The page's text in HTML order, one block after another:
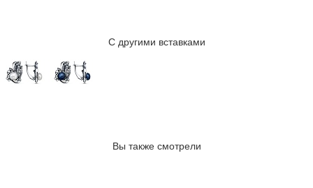
С другими вставками
Вы также смотрели